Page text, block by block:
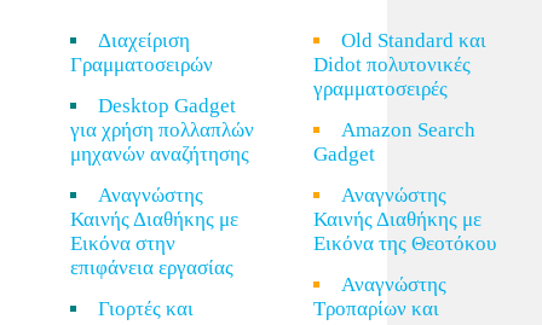
Διαχείριση
Γραμματοσειρών
Desktop Gadget
για χρήση πολλαπλών
μηχανών αναζήτησης
Αναγνώστης
Καινής Διαθήκης με
Εικόνα στην
επιφάνεια εργασίας
Γιορτές και
Old Standard και
Didot πολυτονικές
γραμματοσειρές
Amazon Search
Gadget
Αναγνώστης
Καινής Διαθήκης με
Εικόνα της Θεοτόκου
Αναγνώστης
Τροπαρίων και